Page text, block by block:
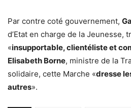
Par contre coté gouvernement,
d’Etat en charge de la Jeunesse,
«insupportable, clientéliste et
Elisabeth Borne, ministre de la
solidaire, cette Marche «dresse
autres».